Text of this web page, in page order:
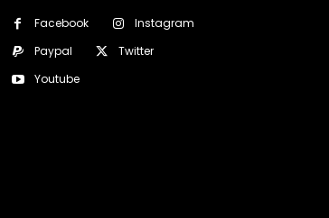
Facebook
Instagram
Paypal
Twitter
Youtube